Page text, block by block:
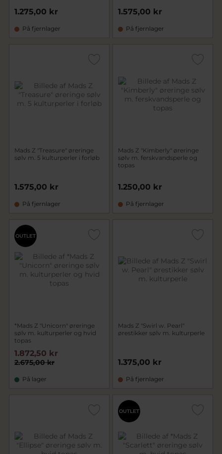
1.275,00 kr
På fjernlager
1.575,00 kr
På fjernlager
Mads Z "Treasure" øreringe
sølv m. 5 kulturperler i forløb
1.575,00 kr
På fjernlager
Mads Z "Kimberly" øreringe
sølv m. ferskvandsperle og
topas
1.250,00 kr
På fjernlager
OUTLET
*Mads Z "Unicorn" øreringe
sølv m. kulturperler og hvid
topas
2.675,00 kr
1.872,50 kr
På lager
Mads Z "Swirl w. Pearl"
ørestikker sølv m. kulturperle
1.375,00 kr
På fjernlager
OUTLET